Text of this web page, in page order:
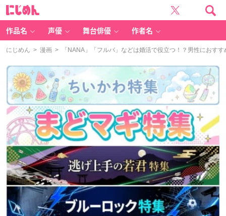
作品名 声優 舞台俳優 作者名
にじめん > 漫画 > 「NANA」「フルバ」などは婚活で役立つ！？男性におす